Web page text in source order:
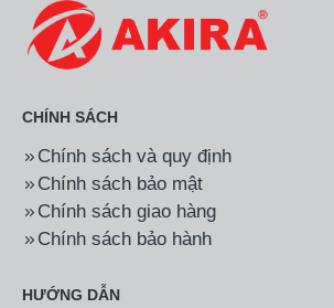
CHÍNH SÁCH
Chính sách và quy định
Chính sách bảo mật
Chính sách giao hàng
Chính sách bảo hành
HƯỚNG DẪN